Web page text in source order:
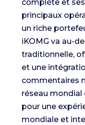
complète et
principaux
un riche
iKOMG va au-
traditionnelle,
et une
commentaires
réseau mondial
pour une
mondiale et